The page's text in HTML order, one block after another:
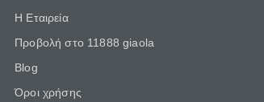
Η Εταιρεία
Προβολή στο 11888 giaola
Blog
Όροι χρήσης